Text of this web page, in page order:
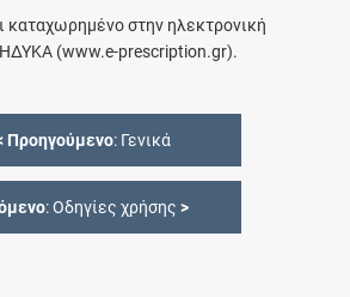
καταχωρημένο στην ηλεκτρονική
(www.e-prescription.gr).
Προηγούμενο: Γενικά
: Οδηγίες χρήσης >